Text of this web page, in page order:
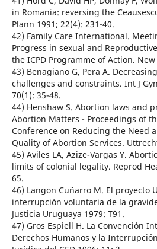
in Romania: reversing the
Plann 1991; 22(4): 231-40.
42) Family Care International.
Progress in sexual and
the ICPD Programme of Action. New
43) Benagiano G, Pera A.
challenges and constraints. Int J
70(1): 35-48.
44) Henshaw S. Abortion laws and
Abortion Matters - Proceedings of
Conference on Reducing the Need
Quality of Abortion Services.
45) Aviles LA, Azize-Vargas Y.
limits of colonial legality. Reprod
65.
46) Langon Cuñarro M. El proyecto
interrupción voluntaria de la
Justicia Uruguaya 1979: T91.
47) Gros Espiell H. La Convención
Derechos Humanos y la